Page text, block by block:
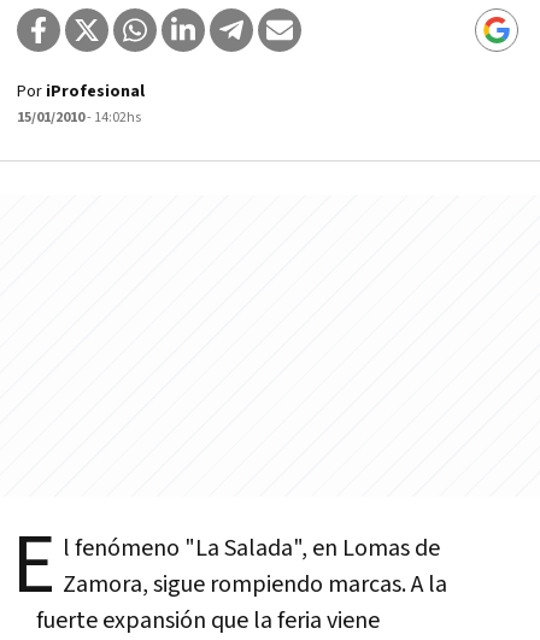
Por iProfesional
15/01/2010- 14:02hs
E l fenómeno "La Salada", en Lomas de
Zamora, sigue rompiendo marcas. A la
fuerte expansión que la feria viene